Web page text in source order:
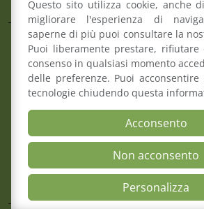
Composizione del
Commissioni
Comitato pari
Osservatori
Richiesta pareri di
Verbali del Consiglio
Aree
Questo sito utilizza cookie, anche
migliorare l'esperienza di
saperne di più puoi consultare la
Puoi liberamente prestare,
consenso in qualsiasi momento
delle preferenze. Puoi
tecnologie chiudendo questa
Acconsento
Non acconsento
Personalizza